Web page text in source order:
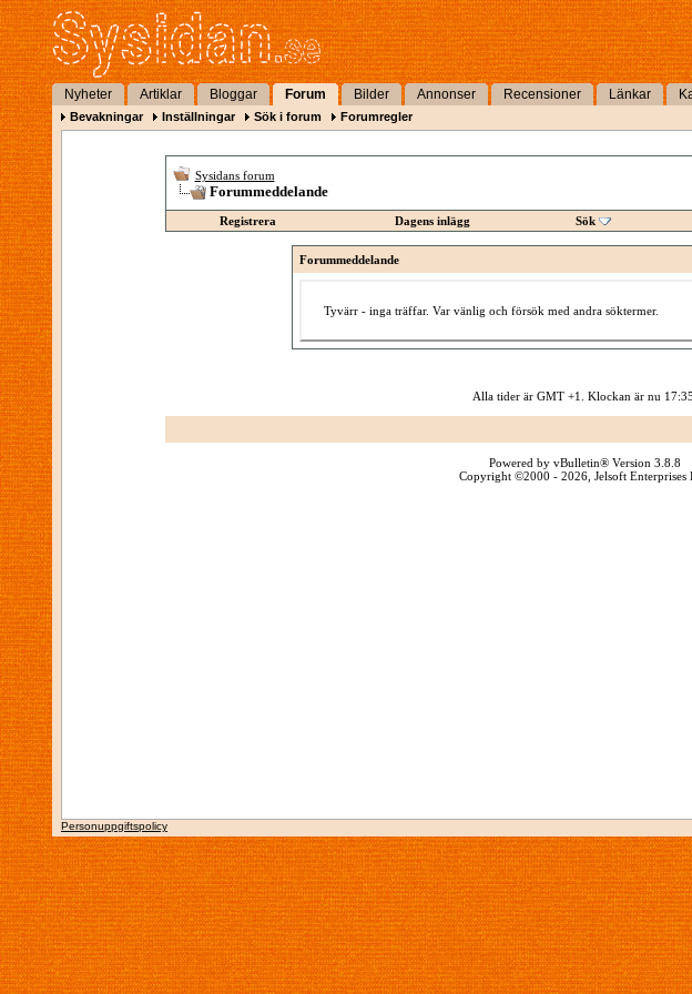
Nyheter Artiklar Bloggar Forum Bilder Annonser Recensioner Länkar
Bevakningar Inställningar Sök i forum Forumregler
Sysidans forum
Forummeddelande
Registrera
Dagens inlägg Sök
Forummeddelande
Tyvärr - inga träffar. Var vänlig och försök med andra söktermer.
Alla tider är GMT +1. Klockan är nu 17:35
Powered by vBulletin® Version 3.8.8
Copyright ©2000 - 2026, Jelsoft Enterprises
Personuppgiftspolicy